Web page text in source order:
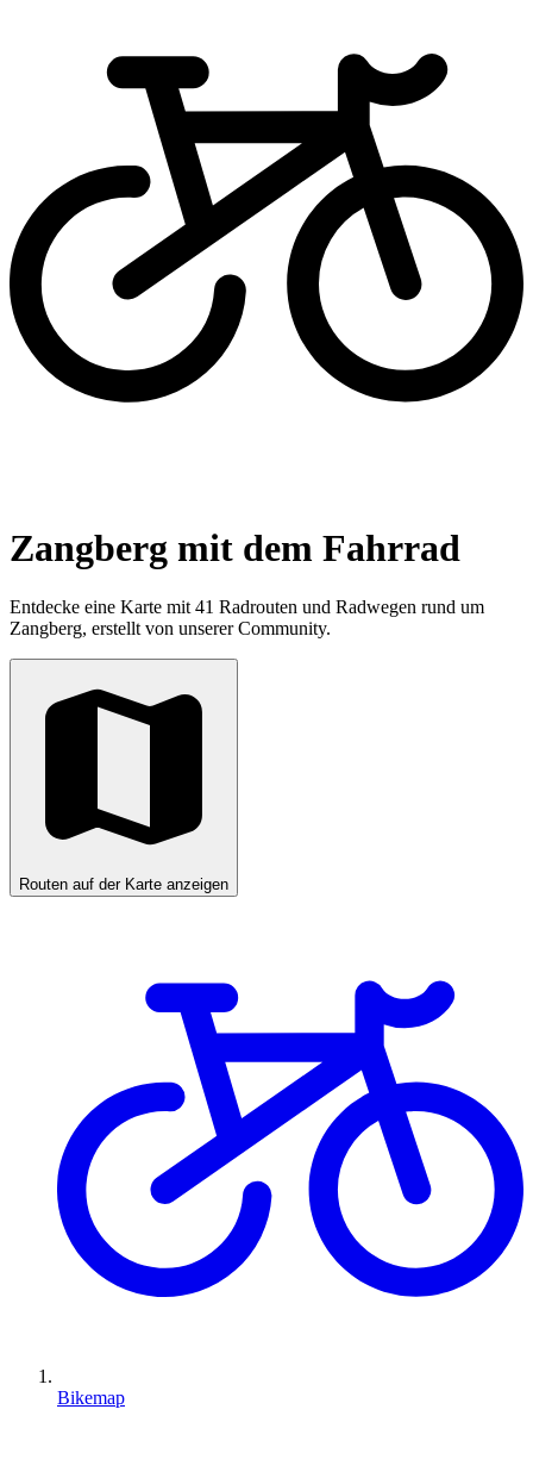
Zangberg mit dem Fahrrad
Entdecke eine Karte mit 41 Radrouten und Radwegen rund um
Zangberg, erstellt von unserer Community.
Routen auf der Karte anzeigen
Bikemap